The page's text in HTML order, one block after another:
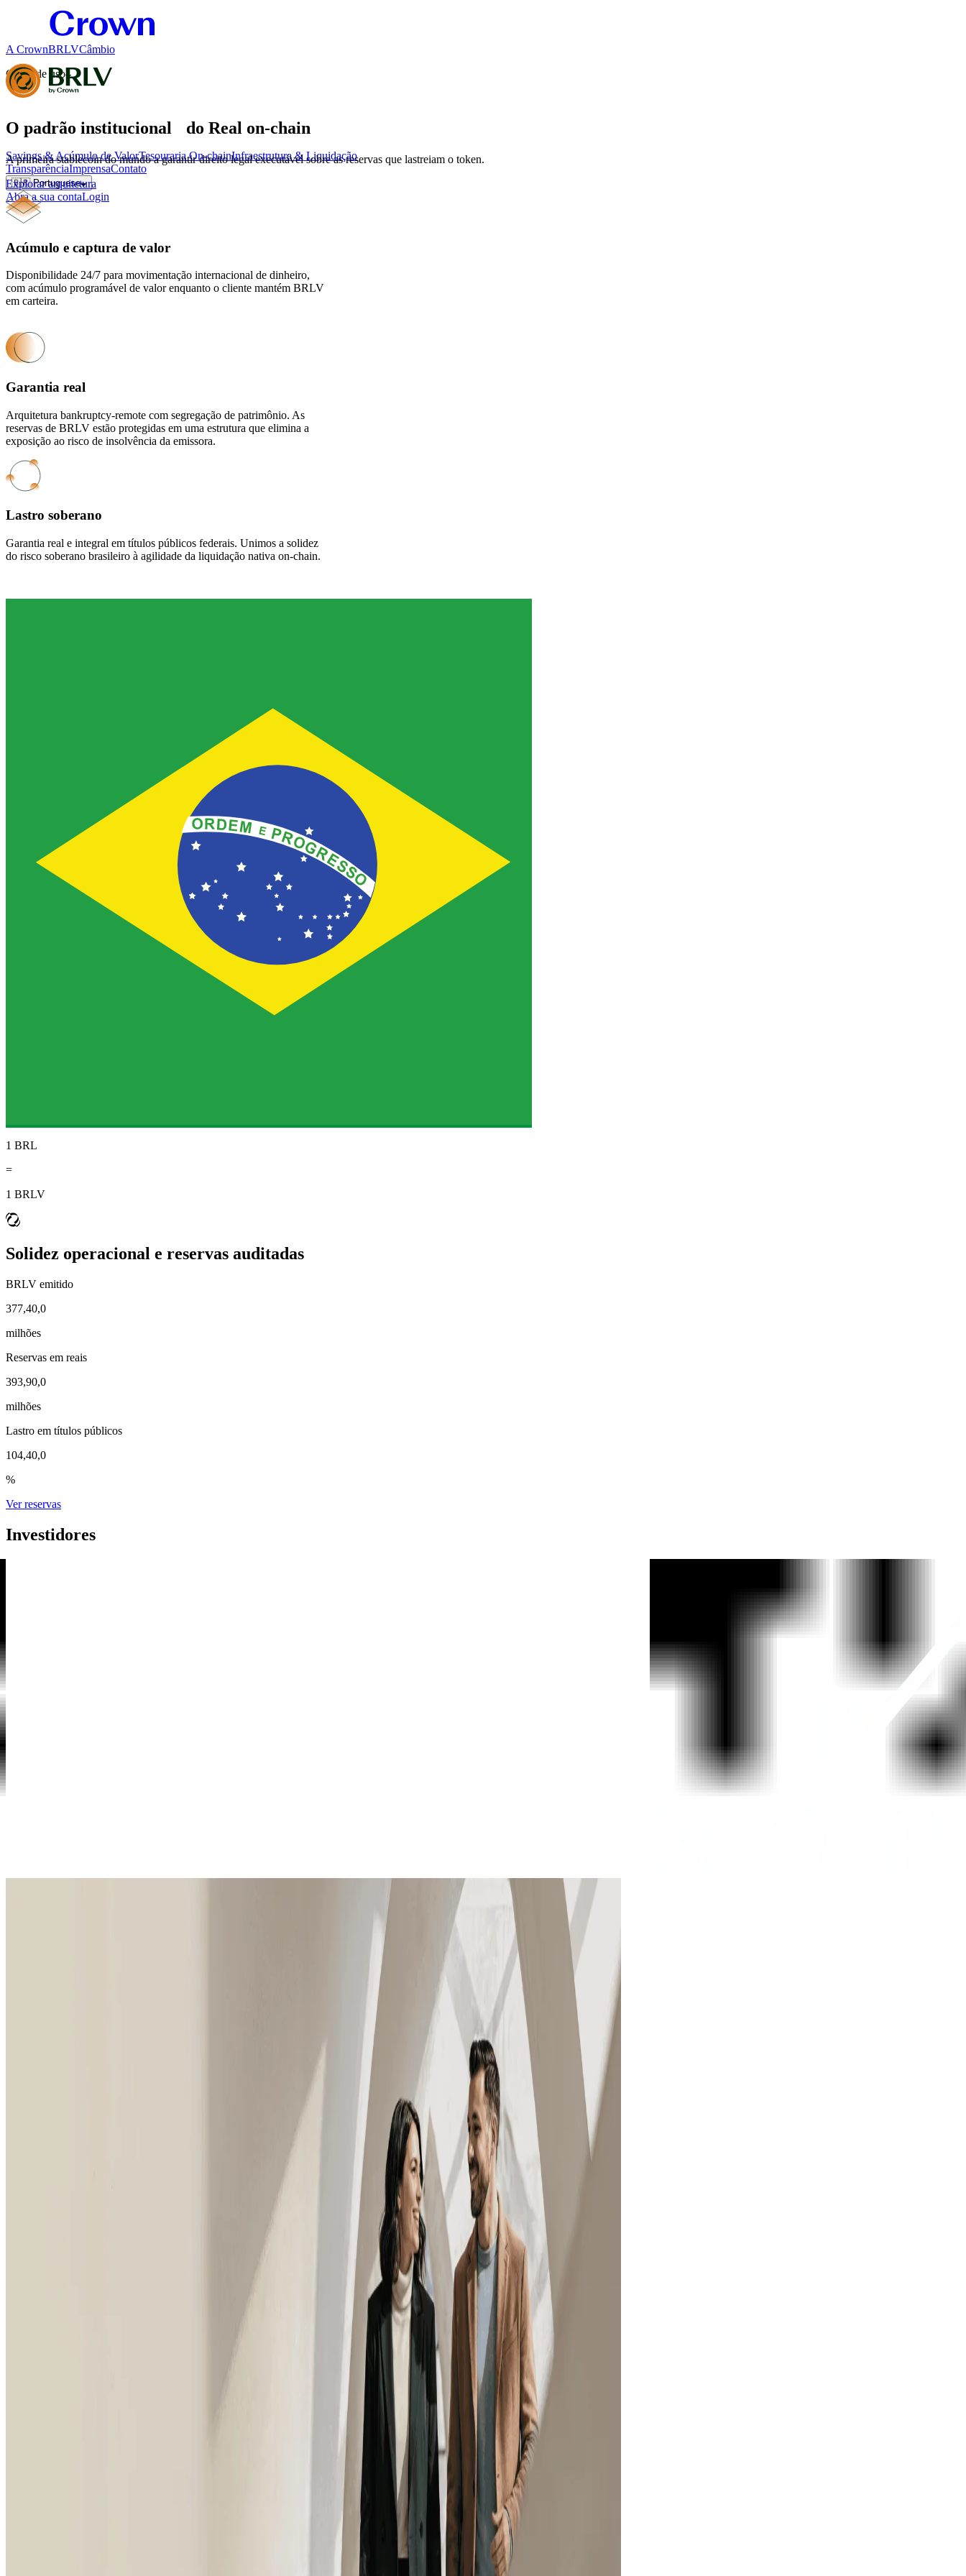
A CrownBRLVCâmbio
Casos de uso
Savings & Acúmulo de ValorTesouraria On-chainInfraestrutura & Liquidação
TransparênciaImprensaContato
🇧🇷 Portuguese
Abra a sua contaLogin
O padrão institucional do Real on-chain
A primeira stablecoin do mundo a garantir direito legal executável sobre as reservas que lastreiam o token.
Explorar arquitetura
Acúmulo e captura de valor
Disponibilidade 24/7 para movimentação internacional de dinheiro,
com acúmulo programável de valor enquanto o cliente mantém BRLV
em carteira.
Garantia real
Arquitetura bankruptcy-remote com segregação de patrimônio. As
reservas de BRLV estão protegidas em uma estrutura que elimina a
exposição ao risco de insolvência da emissora.
Lastro soberano
Garantia real e integral em títulos públicos federais. Unimos a solidez
do risco soberano brasileiro à agilidade da liquidação nativa on-chain.
1 BRL
=
1 BRLV
Solidez operacional e reservas auditadas
BRLV emitido
377,40,0
milhões
Reservas em reais
393,90,0
milhões
Lastro em títulos públicos
104,40,0
%
Ver reservas
Investidores